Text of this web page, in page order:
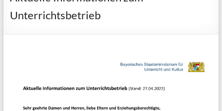
Unterrichtsbetrieb